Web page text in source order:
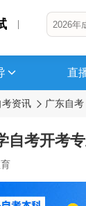
直
考资讯 广东自考
自考开考